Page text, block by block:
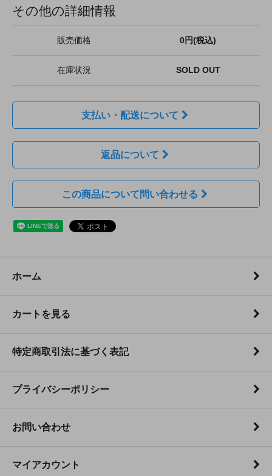
その他の詳細情報
販売価格 0円(税込)
在庫状況 SOLD OUT
支払い・配送について
返品について
この商品について問い合わせる
ホーム
カートを見る
特定商取引法に基づく表記
プライバシーポリシー
お問い合わせ
マイアカウント